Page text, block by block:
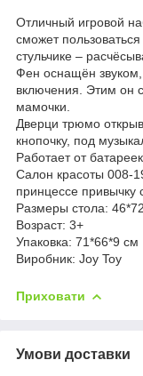
Отличный игровой
сможет
стульчике –
Фен оснащён
включения. Этим он
мамочки.
Дверци трюмо
кнопочку, под
Работает от
Салон красоты 008-
принцессе привычку
Размеры стола:
Возраст: 3+
Упаковка: 71*66*9 см
Виробник: Joy Toy
Приховати
Умови доставки